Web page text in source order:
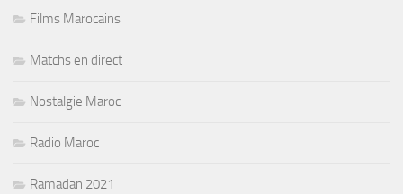
Films Marocains
Matchs en direct
Nostalgie Maroc
Radio Maroc
Ramadan 2021